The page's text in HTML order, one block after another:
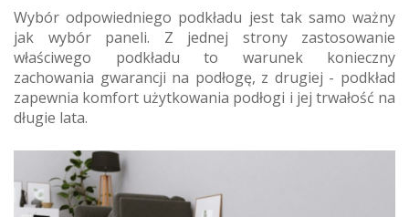
Wybór odpowiedniego podkładu jest tak samo ważny
jak wybór paneli. Z jednej strony zastosowanie
właściwego podkładu to warunek konieczny
zachowania gwarancji na podłogę, z drugiej - podkład
zapewnia komfort użytkowania podłogi i jej trwałość na
długie lata.